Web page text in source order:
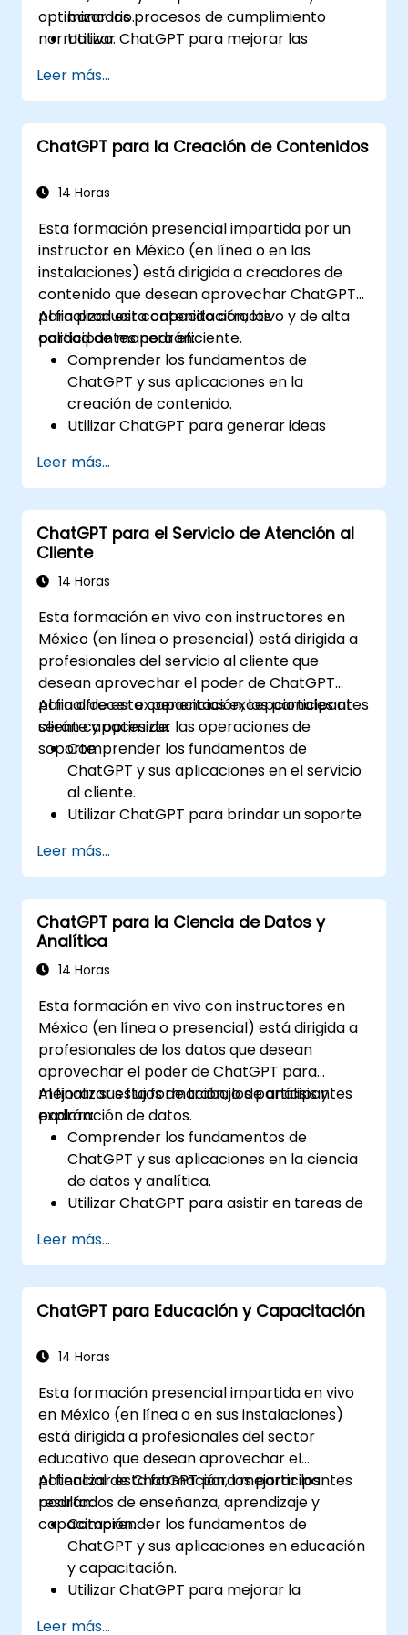
optimizar los procesos de cumplimiento
normativo.
bancario.
Utilizar ChatGPT para mejorar las
asesoramiento financiero personalizado.
Automatizar tareas bancarias rutinarias
mediante ChatGPT.
Implementar ChatGPT para el
riesgos en las operaciones bancarias.
Leer más...
ChatGPT para la Creación de Contenidos
14 Horas
Esta formación presencial impartida por un
instructor en México (en línea o en las
instalaciones) está dirigida a creadores de
contenido que desean aprovechar ChatGPT
para producir contenido atractivo y de alta
calidad de manera eficiente.
Al finalizar esta capacitación, los
participantes podrán:
Comprender los fundamentos de
ChatGPT y sus aplicaciones en la
creación de contenido.
Utilizar ChatGPT para generar ideas
escritor.
Mejorar la calidad y relevancia del
contenido con la ayuda de ChatGPT.
Implementar las mejores prácticas para
usar ChatGPT en los flujos de trabajo de
creación de contenido.
Leer más...
ChatGPT para el Servicio de Atención al
Cliente
14 Horas
Esta formación en vivo con instructores en
México (en línea o presencial) está dirigida a
profesionales del servicio al cliente que
desean aprovechar el poder de ChatGPT
para ofrecer experiencias excepcionales al
cliente y optimizar las operaciones de
soporte.
Al final de esta capacitación, los participantes
serán capaces de:
Comprender los fundamentos de
ChatGPT y sus aplicaciones en el servicio
al cliente.
Utilizar ChatGPT para brindar un soporte
Desarrollar chatbots automatizados
impulsados por ChatGPT para gestionar
las consultas de los clientes.
Implementar las mejores prácticas para
aprovechar ChatGPT en escenarios de
servicio al cliente.
Leer más...
ChatGPT para la Ciencia de Datos y
Analítica
14 Horas
Esta formación en vivo con instructores en
México (en línea o presencial) está dirigida a
profesionales de los datos que desean
aprovechar el poder de ChatGPT para
mejorar sus flujos de trabajo de análisis y
exploración de datos.
Al finalizar esta formación, los participantes
podrán:
Comprender los fundamentos de
ChatGPT y sus aplicaciones en la ciencia
de datos y analítica.
Utilizar ChatGPT para asistir en tareas de
Aprovechar ChatGPT para generar
conocimientos profundos y apoyar
procesos de toma de decisiones.
Implementar las mejores prácticas para
de la ciencia de datos.
Leer más...
ChatGPT para Educación y Capacitación
14 Horas
Esta formación presencial impartida en vivo
en México (en línea o en sus instalaciones)
está dirigida a profesionales del sector
educativo que desean aprovechar el
potencial de ChatGPT para mejorar los
resultados de enseñanza, aprendizaje y
capacitación.
Al finalizar esta formación, los participantes
podrán:
Comprender los fundamentos de
ChatGPT y sus aplicaciones en educación
y capacitación.
Utilizar ChatGPT para mejorar la
Leer más...